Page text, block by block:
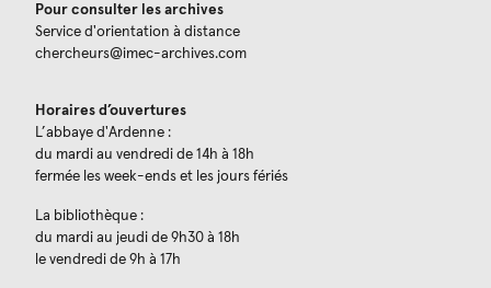
Pour consulter les archives
Service d'orientation à distance
chercheurs@imec-archives.com
Horaires d’ouvertures
L’abbaye d'Ardenne :
du mardi au vendredi de 14h à 18h
fermée les week-ends et les jours fériés
La bibliothèque :
du mardi au jeudi de 9h30 à 18h
le vendredi de 9h à 17h